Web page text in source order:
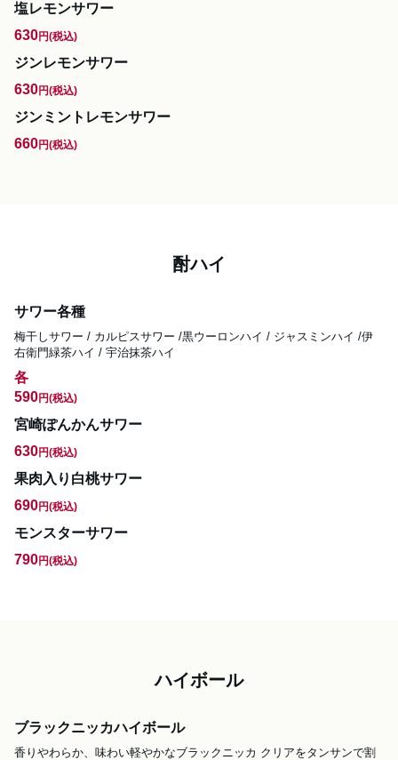
塩レモンサワー
630円(税込)
ジンレモンサワー
630円(税込)
ジンミントレモンサワー
660円(税込)
酎ハイ
サワー各種
梅干しサワー / カルピスサワー /黒ウーロンハイ / ジャスミンハイ /伊
右衛門緑茶ハイ / 宇治抹茶ハイ
各
590円(税込)
宮崎ぽんかんサワー
630円(税込)
果肉入り白桃サワー
690円(税込)
モンスターサワー
790円(税込)
ハイボール
ブラックニッカハイボール
香りやわらか、味わい軽やかなブラックニッカ クリアをタンサンで割